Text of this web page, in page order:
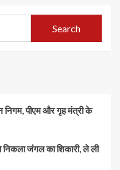
Search
निगम, पीएम और गृह मंत्री के
जंगल का शिकारी, ले ली